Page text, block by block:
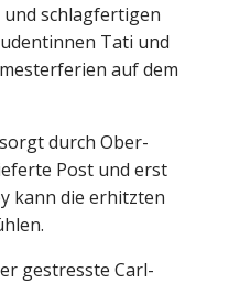
schlagfertigen
Tati und
auf dem
durch Ober-
Post und erst
kann die erhitzten
gestresste Carl-